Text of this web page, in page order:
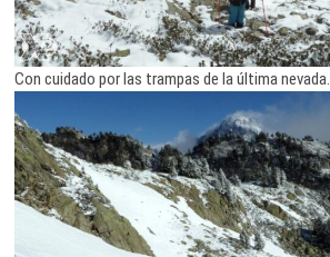
Con cuidado por las trampas de la última nevada.